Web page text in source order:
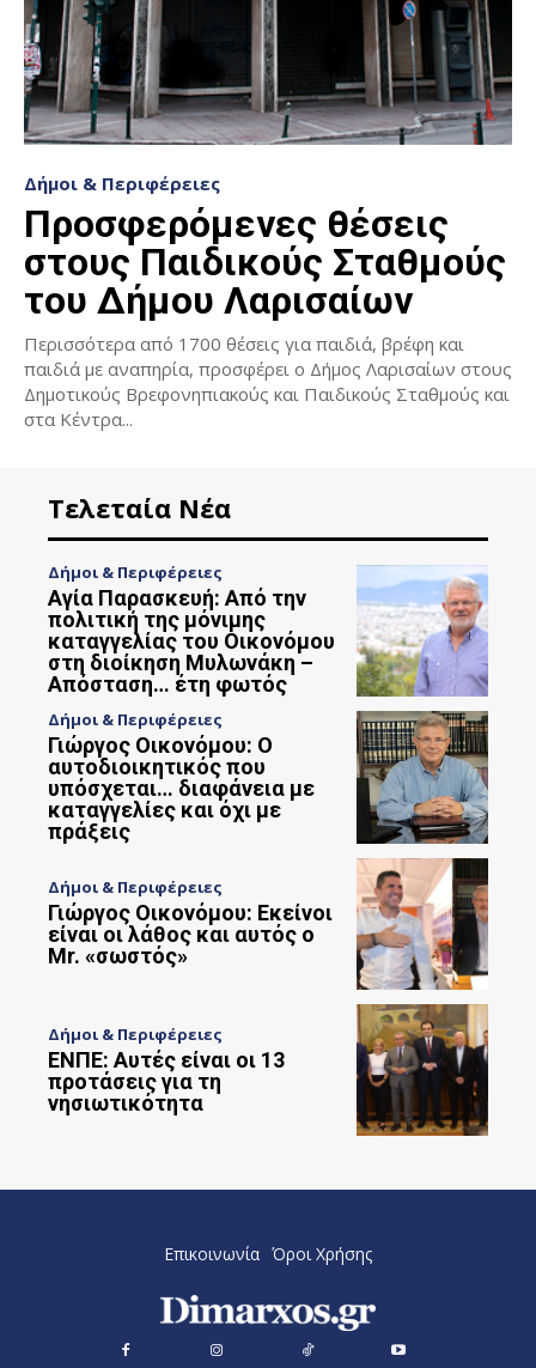
Δήμοι & Περιφέρειες
Προσφερόμενες θέσεις
στους Παιδικούς Σταθμούς
του Δήμου Λαρισαίων
Περισσότερα από 1700 θέσεις για παιδιά, βρέφη και
παιδιά με αναπηρία, προσφέρει ο Δήμος Λαρισαίων στους
Δημοτικούς Βρεφονηπιακούς και Παιδικούς Σταθμούς και
στα Κέντρα...
Τελεταία Νέα
Δήμοι & Περιφέρειες
Αγία Παρασκευή: Από την
πολιτική της μόνιμης
καταγγελίας του Οικονόμου
στη διοίκηση Μυλωνάκη –
Απόσταση… έτη φωτός
Δήμοι & Περιφέρειες
Γιώργος Οικονόμου: Ο
αυτοδιοικητικός που
υπόσχεται… διαφάνεια με
καταγγελίες και όχι με
πράξεις
Δήμοι & Περιφέρειες
Γιώργος Οικονόμου: Εκείνοι
είναι οι λάθος και αυτός ο
Mr. «σωστός»
Δήμοι & Περιφέρειες
ΕΝΠΕ: Αυτές είναι οι 13
προτάσεις για τη
νησιωτικότητα
Επικοινωνία Όροι Χρήσης